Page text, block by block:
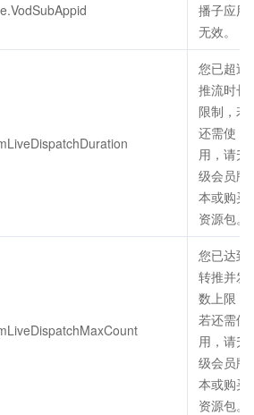
播子应用
无效。
您已超过
推流时长
限制，若
还需使
用，请升
级会员版
本或购买
资源包。
您已达到
转推并发
数上限，
若还需使
用，请升
级会员版
本或购买
资源包。